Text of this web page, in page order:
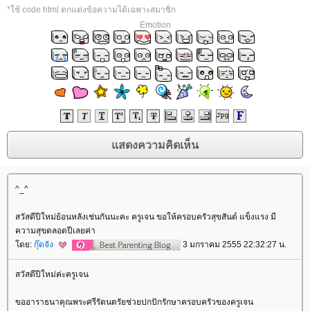
*ใช้ code html ตกแต่งข้อความได้เฉพาะสมาชิก
Emotion
^_^
สวัสดีปีใหม่ย้อนหลังเช่นกันนะคะ ครูเจน ขอให้ครอบครัวสุขสันต์ แข็งแรง มี
ความสุขตลอดปีเลยค่า
ดย: กุ๊ดจัง 3 มกราคม 2555 22:32:27 น.
สวัสดีปีใหม่ค่ะครูเจน
ขออาราธนาคุณพระศรีรัตนตรัยช่วยปกปักรักษาครอบครัวของครูเจน